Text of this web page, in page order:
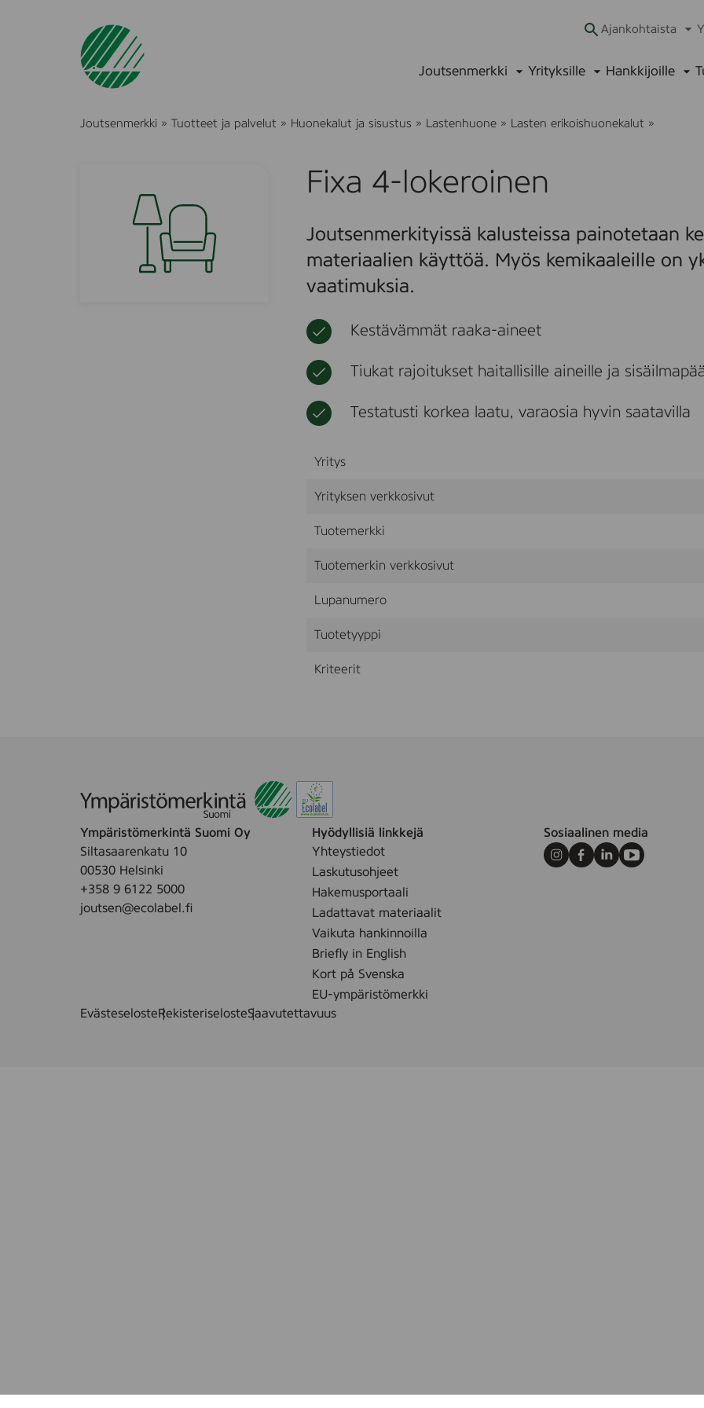
Ajankohtaista
Joutsenmerkki Yrityksille Hankkijoille
Joutsenmerkki » Tuotteet ja palvelut » Huonekalut ja sisustus » Lastenhuone » Lasten erikoishuonekalut »
k
r
Fixa 4-lokeroinen
Joutsenmerkityissä kalusteissa painotetaan
materiaalien käyttöä. Myös kemikaaleille on
vaatimuksia.
Kestävämmät raaka-aineet
Tiukat rajoitukset haitallisille aineille ja
Testatusti korkea laatu, varaosia hyvin saatavilla
Yritys
Yrityksen verkkosivut
Tuotemerkki
Tuotemerkin verkkosivut
Lupanumero
Tuotetyyppi
Kriteerit
Ympäristömerkintä Suomi Oy
Siltasaarenkatu 10
00530 Helsinki
+358 9 6122 5000
joutsen@ecolabel.fi
Hyödyllisiä linkkejä
Yhteystiedot
Laskutusohjeet
Hakemusportaali
Ladattavat materiaalit
Vaikuta hankinnoilla
Briefly in English
Kort på Svenska
EU-ympäristömerkki
Sosiaalinen media
Instagram
Facebook
LinkedInYoutube
EvästeselosteRekisteriselosteSaavutettavuus